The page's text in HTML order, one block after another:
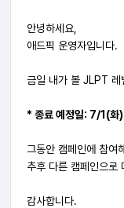
안녕하세요,
애드픽 운영자입니다.
금일 내가 볼 JLPT 레
* 종료 예정일: 7/1(화)
그동안 캠페인에 참여
추후 다른 캠페인으로
감사합니다.